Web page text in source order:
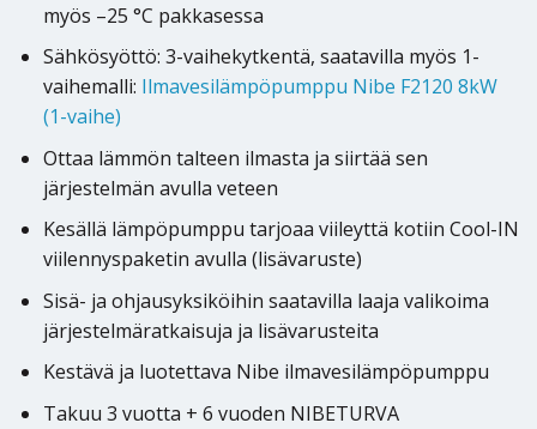
myös –25 °C pakkasessa
Sähkösyöttö: 3-vaihekytkentä, saatavilla myös 1-
vaihemalli: Ilmavesilämpöpumppu Nibe F2120 8kW
(1-vaihe)
Ottaa lämmön talteen ilmasta ja siirtää sen
järjestelmän avulla veteen
Kesällä lämpöpumppu tarjoaa viileyttä kotiin Cool-IN
viilennyspaketin avulla (lisävaruste)
Sisä- ja ohjausyksiköihin saatavilla laaja valikoima
järjestelmäratkaisuja ja lisävarusteita
Kestävä ja luotettava Nibe ilmavesilämpöpumppu
Takuu 3 vuotta + 6 vuoden NIBETURVA